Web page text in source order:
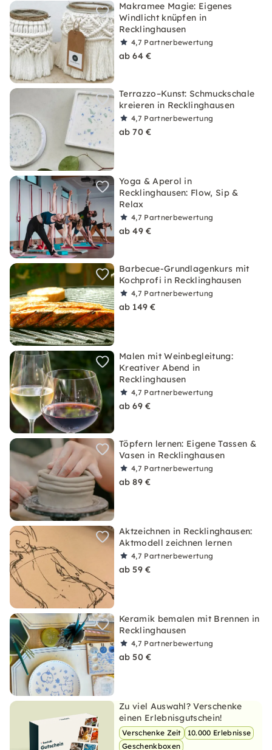
Makramee Magie: Eigenes
Windlicht knüpfen in
Recklinghausen
4,7 Partnerbewertung
ab 64 €
Terrazzo–Kunst: Schmuckschale
kreieren in Recklinghausen
4,7 Partnerbewertung
ab 70 €
Yoga & Aperol in
Recklinghausen: Flow, Sip &
Relax
4,7 Partnerbewertung
ab 49 €
Barbecue-Grundlagenkurs mit
Kochprofi in Recklinghausen
4,7 Partnerbewertung
ab 149 €
Malen mit Weinbegleitung:
Kreativer Abend in
Recklinghausen
4,7 Partnerbewertung
ab 69 €
Töpfern lernen: Eigene Tassen &
Vasen in Recklinghausen
4,7 Partnerbewertung
ab 89 €
Aktzeichnen in Recklinghausen:
Aktmodell zeichnen lernen
4,7 Partnerbewertung
ab 59 €
Keramik bemalen mit Brennen in
Recklinghausen
4,7 Partnerbewertung
ab 50 €
Zu viel Auswahl? Verschenke
einen Erlebnisgutschein!
Verschenke Zeit
10.000 Erlebnisse
Geschenkboxen